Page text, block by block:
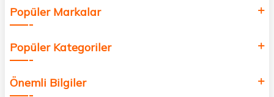
Popüler Markalar
Popüler Kategoriler
Önemli Bilgiler